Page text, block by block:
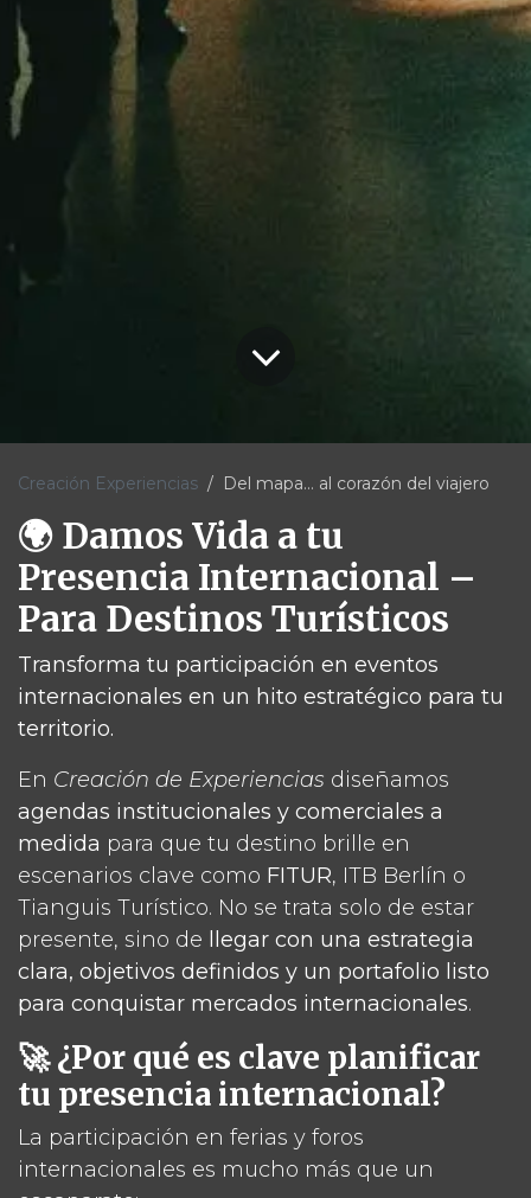
Creación Experiencias Del mapa… al corazón del viajero
🌍 Damos Vida a tu
Presencia Internacional –
Para Destinos Turísticos
Transforma tu participación en eventos
internacionales en un hito estratégico para tu
territorio.
En Creación de Experiencias diseñamos
agendas institucionales y comerciales a
medida para que tu destino brille en
escenarios clave como FITUR, ITB Berlín o
Tianguis Turístico. No se trata solo de estar
presente, sino de
llegar con una estrategia
clara, objetivos definidos y un portafolio listo
para conquistar mercados internacionales.
🚀 ¿Por qué es clave planificar
tu presencia internacional?
La participación en ferias y foros
internacionales es mucho más que un